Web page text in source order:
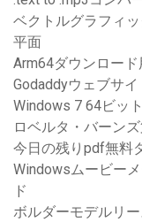
ベクトルグラフィ
平面
Arm64ダウンロー
Godaddyウェブサ
Windows 7 64ビッ
ロベルタ・バーン
今日の残りpdf無料
Windowsムービー
ド
ボルダーモデルリ